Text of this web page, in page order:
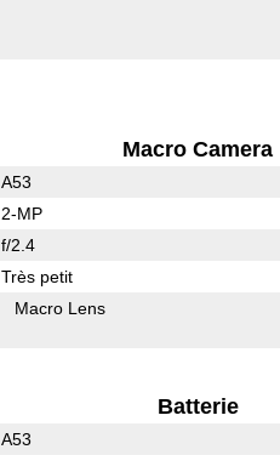
Macro Camera
A53
2-MP
f/2.4
Très petit
Macro Lens
Batterie
A53